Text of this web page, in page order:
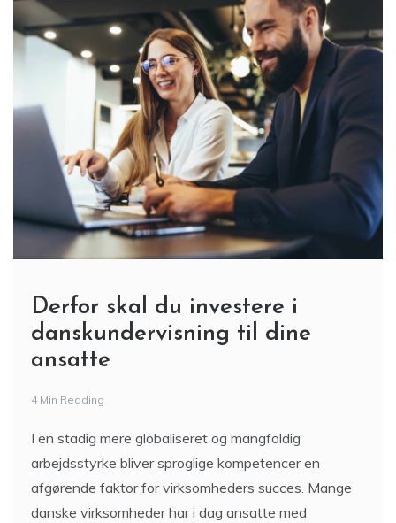
Derfor skal du investere i
danskundervisning til dine
ansatte
4 Min Reading
I en stadig mere globaliseret og mangfoldig
arbejdsstyrke bliver sproglige kompetencer en
afgørende faktor for virksomheders succes. Mange
danske virksomheder har i dag ansatte med